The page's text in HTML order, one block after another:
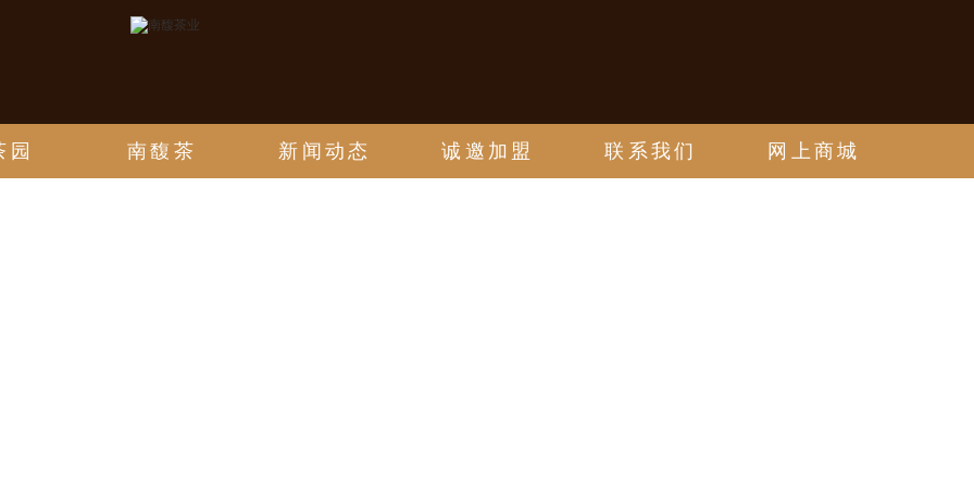
园 南馥茶 新闻动态 诚邀加盟 联系我们 网上商城